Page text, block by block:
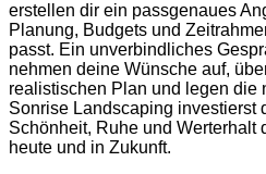
erstellen dir ein passgenaues
Planung, Budgets und
passt. Ein unverbindliches
nehmen deine Wünsche auf,
realistischen Plan und legen die
Sonrise Landscaping investierst
Schönheit, Ruhe und Werterhalt
heute und in Zukunft.